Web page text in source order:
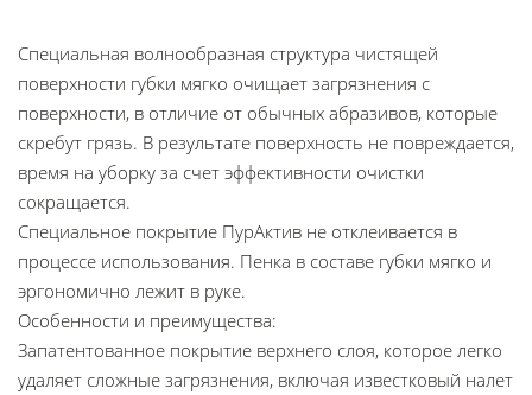
Специальная волнообразная структура чистящей
поверхности губки мягко очищает загрязнения с
поверхности, в отличие от обычных абразивов, которые
скребут грязь. В результате поверхность не повреждается,
время на уборку за счет эффективности очистки
сокращается.
Специальное покрытие ПурАктив не отклеивается в
процессе использования. Пенка в составе губки мягко и
эргономично лежит в руке.
Особенности и преимущества:
Запатентованное покрытие верхнего слоя, которое легко
удаляет сложные загрязнения, включая известковый налет